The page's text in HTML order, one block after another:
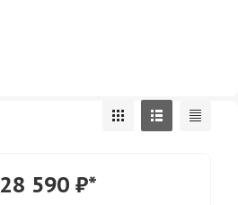
28 590 ₽*